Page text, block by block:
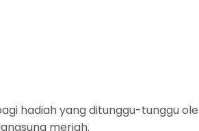
hadiah yang ditunggu-tunggu
meriah.